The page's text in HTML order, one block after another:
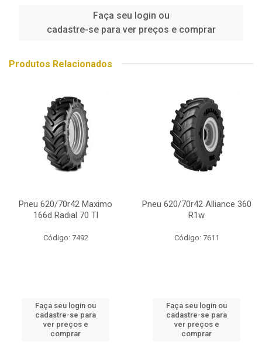
Faça seu login ou
cadastre-se para ver preços e comprar
Produtos Relacionados
Pneu 620/70r42 Maximo
166d Radial 70 Tl
Código: 7492
Faça seu login ou
cadastre-se para
ver preços e
comprar
Pneu 620/70r42 Alliance 360
R1w
Código: 7611
Faça seu login ou
cadastre-se para
ver preços e
comprar